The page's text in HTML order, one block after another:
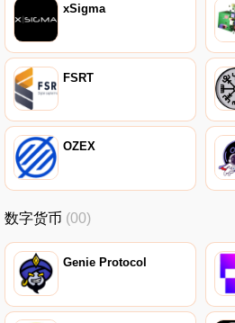
xSigma
FSRT
OZEX
数字货币 (00)
Genie Protocol